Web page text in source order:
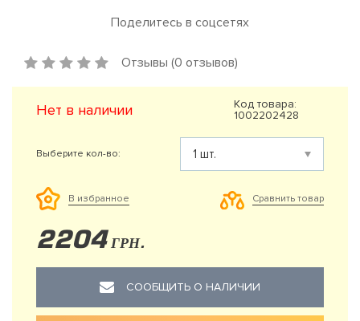
Поделитесь в соцсетях
Отзывы (0 отзывов)
Нет в наличии
Код товара:
1002202428
Выберите кол-во:
В избранное Сравнить товар
2204 ГРН.
СООБЩИТЬ О НАЛИЧИИ